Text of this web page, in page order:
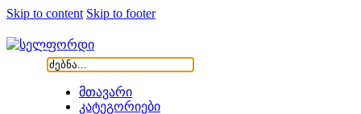
Skip to content Skip to footer
მთავარი
კატეგორიები